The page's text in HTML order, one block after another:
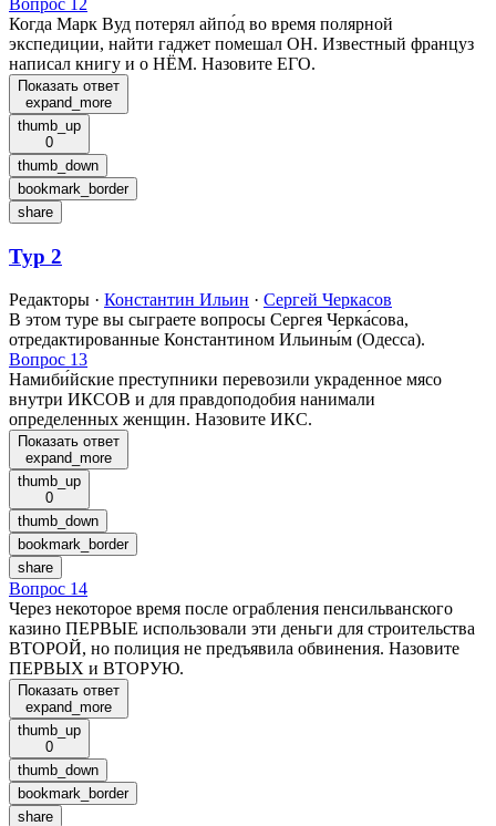
Вопрос 12
Когда Марк Вуд потерял айпо́д во время полярной
экспедиции, найти гаджет помешал ОН. Известный француз
написал книгу и о НЁМ. Назовите ЕГО.
Показать ответ
expand_more
thumb_up
0
thumb_down
bookmark_border
share
Тур 2
Редакторы · Константин Ильин · Сергей Черкасов
В этом туре вы сыграете вопросы Сергея Черка́сова,
отредактированные Константином Ильины́м (Одесса).
Вопрос 13
Намиби́йские преступники перевозили украденное мясо
внутри ИКСОВ и для правдоподобия нанимали
определенных женщин. Назовите ИКС.
Показать ответ
expand_more
thumb_up
0
thumb_down
bookmark_border
share
Вопрос 14
Через некоторое время после ограбления пенсильванского
казино ПЕРВЫЕ использовали эти деньги для строительства
ВТОРОЙ, но полиция не предъявила обвинения. Назовите
ПЕРВЫХ и ВТОРУЮ.
Показать ответ
expand_more
thumb_up
0
thumb_down
bookmark_border
share